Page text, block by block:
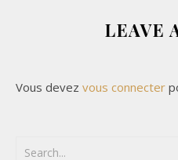
LEAVE
Vous devez vous connecter